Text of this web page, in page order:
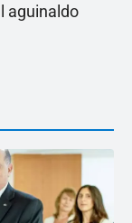
aguinaldo